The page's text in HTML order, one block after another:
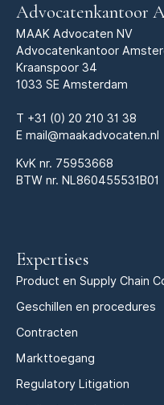
Advocatenkantoor
MAAK Advocaten NV
Advocatenkantoor
Kraanspoor 34
1033 SE Amsterdam
T +31 (0) 20 210 31 38
E mail@maakadvocaten.nl
KvK nr. 75953668
BTW nr. NL860455531B01
Expertises
Product en Supply Chain
Geschillen en procedures
Contracten
Markttoegang
Regulatory Litigation